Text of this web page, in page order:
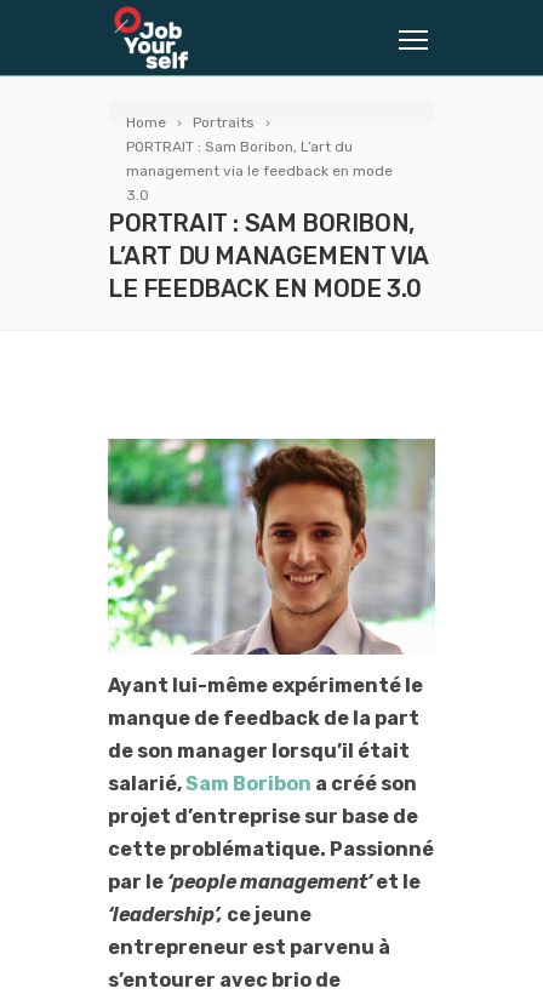
Home
Portraits
PORTRAIT : Sam Boribon, L’art du
management via le feedback en mode
3.0
PORTRAIT : SAM BORIBON,
L’ART DU MANAGEMENT VIA
LE FEEDBACK EN MODE 3.0
Ayant lui-même expérimenté le
manque de feedback de la part
de son manager lorsqu’il était
salarié,Sam Boribon a créé son
projet d’entreprise sur base de
cette problématique. Passionné
par le ‘people management’et le
‘leadership’, ce jeune
entrepreneur est parvenu à
s’entourer avec brio de